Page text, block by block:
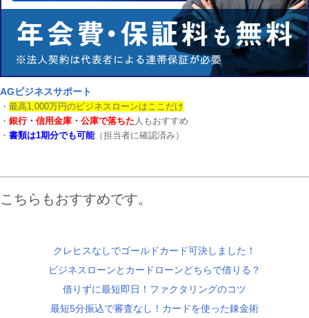
AGビジネスサポート
・ 最高1,000万円のビジネスローンはここだけ
・ 銀行・信用金庫・公庫で落ちた 人もおすすめ
・ 書類は1期分でも可能 （担当者に確認済み）
こちらもおすすめです。
クレヒスなしでゴールドカード可決しました！
ビジネスローンとカードローンどちらで借りる？
借りずに最短即日！ファクタリングのコツ
最短5分振込で審査なし！カードを使った錬金術